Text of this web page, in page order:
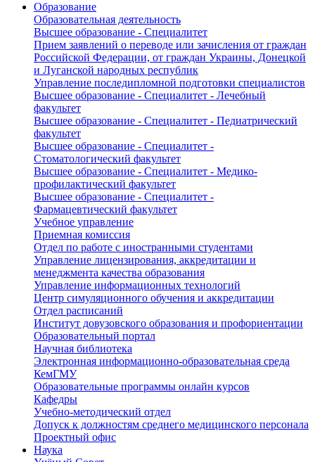
Образование
Образовательная деятельность
Высшее образование - Специалитет
Прием заявлений о переводе или зачисления от граждан
Российской Федерации, от граждан Украины, Донецкой
и Луганской народных республик
Управление последипломной подготовки специалистов
Высшее образование - Специалитет - Лечебный
факультет
Высшее образование - Специалитет - Педиатрический
факультет
Высшее образование - Специалитет -
Стоматологический факультет
Высшее образование - Специалитет - Медико-
профилактический факультет
Высшее образование - Специалитет -
Фармацевтический факультет
Учебное управление
Приемная комиссия
Отдел по работе с иностранными студентами
Управление лицензирования, аккредитации и
менеджмента качества образования
Управление информационных технологий
Центр симуляционного обучения и аккредитации
Отдел расписаний
Институт довузовского образования и профориентации
Образовательный портал
Научная библиотека
Электронная информационно-образовательная среда
КемГМУ
Образовательные программы онлайн курсов
Кафедры
Учебно-методический отдел
Допуск к должностям среднего медицинского персонала
Проектный офис
Наука